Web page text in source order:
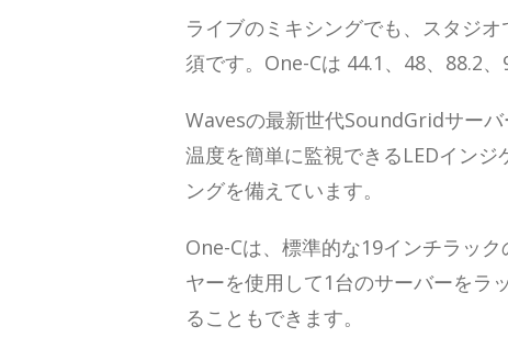
ライブのミキシングでも、スタジ
須です。One-Cは 44.1、48、88.2
Wavesの最新世代SoundGridサー
温度を簡単に監視できるLEDイン
ングを備えています。
One-Cは、標準的な19インチラッ
ヤーを使用して1台のサーバーをラ
ることもできます。